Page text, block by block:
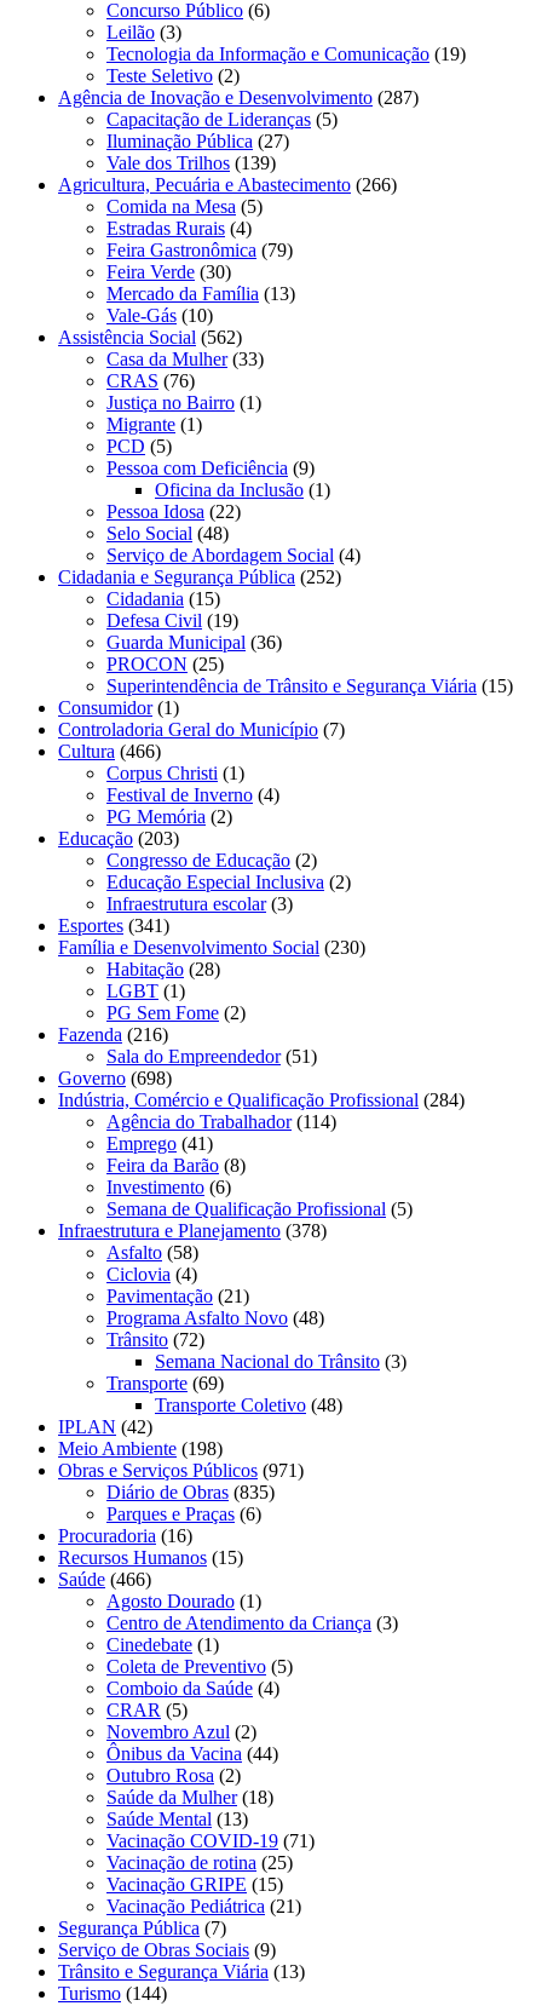
Concurso Público (6)
Leilão (3)
Tecnologia da Informação e Comunicação (19)
Teste Seletivo (2)
Agência de Inovação e Desenvolvimento (287)
Capacitação de Lideranças (5)
Iluminação Pública (27)
Vale dos Trilhos (139)
Agricultura, Pecuária e Abastecimento (266)
Comida na Mesa (5)
Estradas Rurais (4)
Feira Gastronômica (79)
Feira Verde (30)
Mercado da Família (13)
Vale-Gás (10)
Assistência Social (562)
Casa da Mulher(33)
CRAS (76)
Justiça no Bairro (1)
Migrante (1)
PCD (5)
Pessoa com Deficiência (9)
Oficina da Inclusão (1)
Pessoa Idosa (22)
Selo Social (48)
Serviço de Abordagem Social (4)
Cidadania e Segurança Pública (252)
Cidadania (15)
Defesa Civil (19)
Guarda Municipal (36)
PROCON (25)
Superintendência de Trânsito e Segurança Viária (15)
Consumidor(1)
Controladoria Geral do Município (7)
Cultura (466)
Corpus Christi (1)
Festival de Inverno (4)
PG Memória (2)
Educação (203)
Congresso de Educação (2)
Educação Especial Inclusiva (2)
Infraestrutura escolar(3)
Esportes (341)
Família e Desenvolvimento Social (230)
Habitação (28)
LGBT (1)
PG Sem Fome (2)
Fazenda (216)
Sala do Empreendedor(51)
Governo (698)
Indústria, Comércio e Qualificação Profissional (284)
Agência do Trabalhador(114)
Emprego (41)
Feira da Barão (8)
Investimento (6)
Semana de Qualificação Profissional (5)
Infraestrutura e Planejamento (378)
Asfalto (58)
Ciclovia (4)
Pavimentação (21)
Programa Asfalto Novo (48)
Trânsito (72)
Semana Nacional do Trânsito (3)
Transporte (69)
Transporte Coletivo (48)
IPLAN (42)
Meio Ambiente (198)
Obras e Serviços Públicos (971)
Diário de Obras (835)
Parques e Praças (6)
Procuradoria (16)
Recursos Humanos (15)
Saúde (466)
Agosto Dourado (1)
Centro de Atendimento da Criança (3)
Cinedebate (1)
Coleta de Preventivo (5)
Comboio da Saúde (4)
CRAR (5)
Novembro Azul (2)
Ônibus da Vacina (44)
Outubro Rosa (2)
Saúde da Mulher(18)
Saúde Mental (13)
Vacinação COVID-19 (71)
Vacinação de rotina (25)
Vacinação GRIPE (15)
Vacinação Pediátrica (21)
Segurança Pública (7)
Serviço de Obras Sociais (9)
Trânsito e Segurança Viária (13)
Turismo (144)